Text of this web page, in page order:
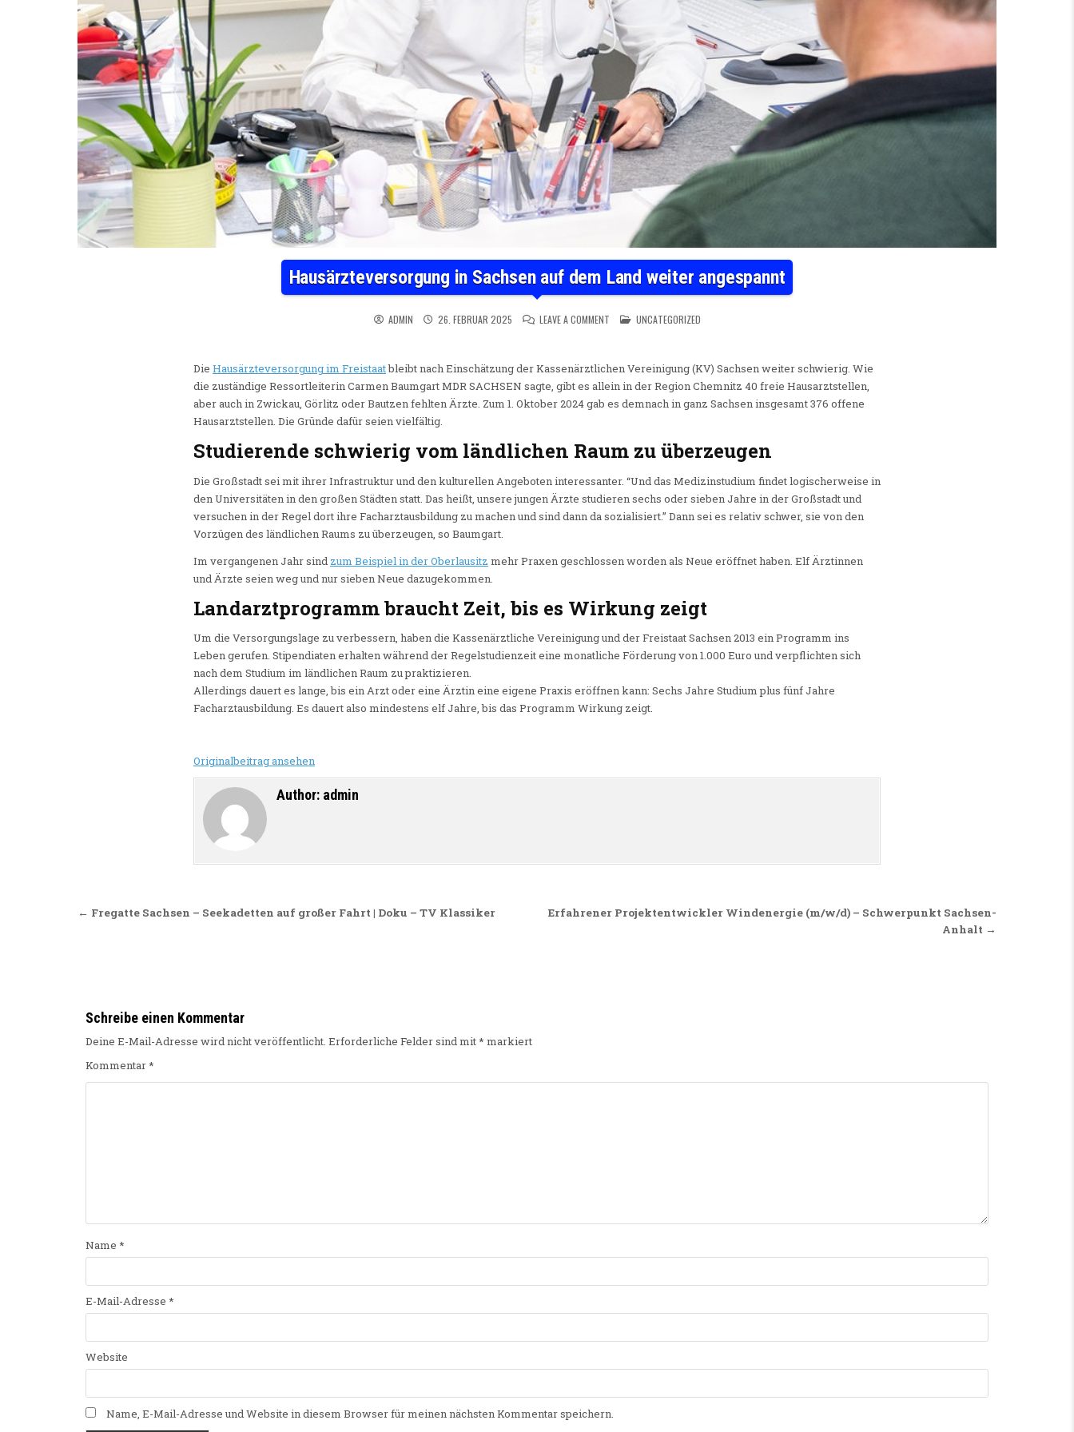
Hausärzteversorgung in Sachsen auf dem Land weiter angespannt
ADMIN 26. FEBRUAR 2025 LEAVE A COMMENTON HAUSÄRZTEVERSORGUNG IN SACHSEN AUF DEM LAND WEITER ANGESPANNT
POSTED IN
UNCATEGORIZED
Die Hausärzteversorgung im Freistaatbleibt nach Einschätzung der Kassenärztlichen Vereinigung (KV) Sachsen weiter schwierig. Wie
die zuständige Ressortleiterin Carmen Baumgart MDR SACHSEN sagte, gibt es allein in der Region Chemnitz 40 freie Hausarztstellen,
aber auch in Zwickau, Görlitz oder Bautzen fehlten Ärzte. Zum 1. Oktober 2024 gab es demnach in ganz Sachsen insgesamt 376 offene
Hausarztstellen. Die Gründe dafür seien vielfältig.
Studierende schwierig vom ländlichen Raum zu überzeugen
Die Großstadt sei mit ihrer Infrastruktur und den kulturellen Angeboten interessanter. “Und das Medizinstudium findet logischerweise in
den Universitäten in den großen Städten statt. Das heißt, unsere jungen Ärzte studieren sechs oder sieben Jahre in der Großstadt und
versuchen in der Regel dort ihre Facharztausbildung zu machen und sind dann da sozialisiert.” Dann sei es relativ schwer, sie von den
Vorzügen des ländlichen Raums zu überzeugen, so Baumgart.
Im vergangenen Jahr sind zum Beispiel in der Oberlausitz mehr Praxen geschlossen worden als Neue eröffnet haben. Elf Ärztinnen
und Ärzte seien weg und nur sieben Neue dazugekommen.
Landarztprogramm braucht Zeit, bis es Wirkung zeigt
Um die Versorgungslage zu verbessern, haben die Kassenärztliche Vereinigung und der Freistaat Sachsen 2013 ein Programm ins
Leben gerufen. Stipendiaten erhalten während der Regelstudienzeit eine monatliche Förderung von 1.000 Euro und verpflichten sich
nach dem Studium im ländlichen Raum zu praktizieren.
Allerdings dauert es lange, bis ein Arzt oder eine Ärztin eine eigene Praxis eröffnen kann: Sechs Jahre Studium plus fünf Jahre
Facharztausbildung. Es dauert also mindestens elf Jahre, bis das Programm Wirkung zeigt.
Originalbeitrag ansehen
Author: admin
Beitragsnavigation
Erfahrener Projektentwickler Windenergie (m/w/d) – Schwerpunkt Sachsen-
Anhalt →
← Fregatte Sachsen – Seekadetten auf großer Fahrt | Doku – TV Klassiker
Schreibe einen Kommentar
Deine E-Mail-Adresse wird nicht veröffentlicht. Erforderliche Felder sind mit* markiert
Kommentar*
Name *
E-Mail-Adresse *
Website
Name, E-Mail-Adresse und Website in diesem Browser für meinen nächsten Kommentar speichern.